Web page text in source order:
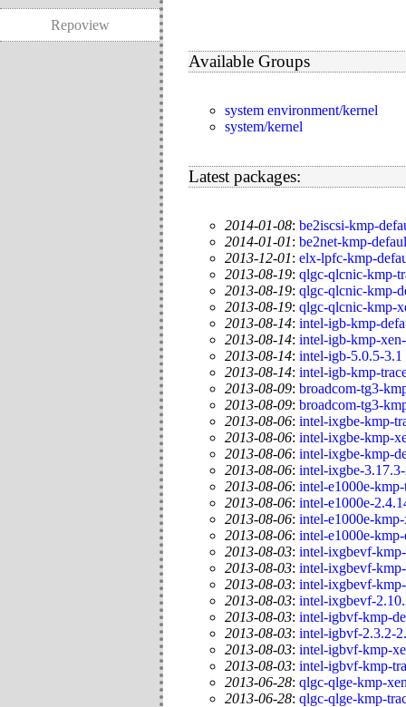
Repoview
Available Groups
system environment/kernel
system/kernel
Latest packages:
2014-01-08: be2iscsi-kmp-
2014-01-01: be2net-kmp-
2013-12-01: elx-lpfc-kmp-
2013-08-19: qlgc-qlcnic-kmp-
2013-08-19: qlgc-qlcnic-kmp-
2013-08-19: qlgc-qlcnic-kmp-
2013-08-14: intel-igb-kmp-
2013-08-14: intel-igb-kmp-
2013-08-14: intel-igb-5.0.5-3.1
2013-08-14: intel-igb-kmp-
2013-08-09: broadcom-tg3-
2013-08-09: broadcom-tg3-
2013-08-06: intel-ixgbe-kmp-
2013-08-06: intel-ixgbe-kmp-
2013-08-06: intel-ixgbe-kmp-
2013-08-06: intel-ixgbe-
2013-08-06: intel-e1000e-
2013-08-06: intel-e1000e-
2013-08-06: intel-e1000e-
2013-08-06: intel-e1000e-
2013-08-03: intel-ixgbevf-
2013-08-03: intel-ixgbevf-
2013-08-03: intel-ixgbevf-
2013-08-03: intel-ixgbevf-
2013-08-03: intel-igbvf-kmp-
2013-08-03: intel-igbvf-2.3.2-
2013-08-03: intel-igbvf-kmp-
2013-08-03: intel-igbvf-kmp-
2013-06-28: qlgc-qlge-kmp-
2013-06-28: qlgc-qlge-kmp-